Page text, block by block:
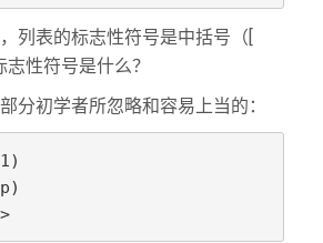
列表的标志性符号是中括号（[
性符号是什么？
分初学者所忽略和容易上当的：